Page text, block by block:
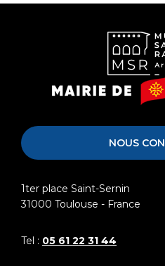
Musée
Saint-
NOUS
1ter place Saint-Sernin
31000 Toulouse - France
Tel : 05 61 22 31 44